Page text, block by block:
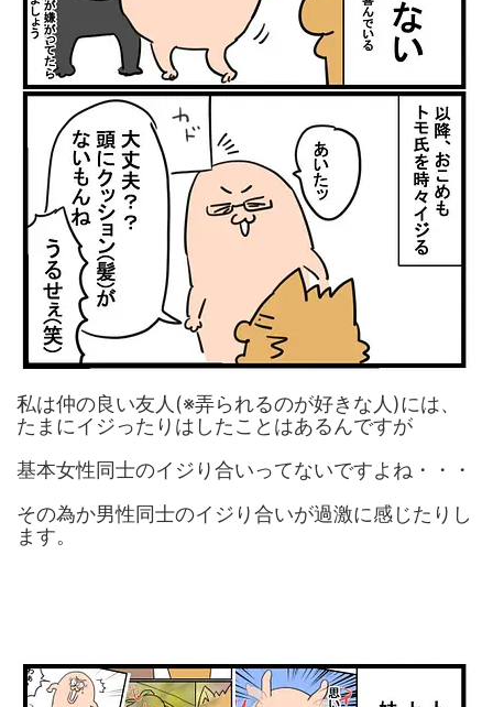
私は仲の良い友人(※弄られるのが好きな人)には、
たまにイジったりはしたことはあるんですが
基本女性同士のイジり合いってないですよね・・・
その為か男性同士のイジり合いが過激に感じたりし
ます。